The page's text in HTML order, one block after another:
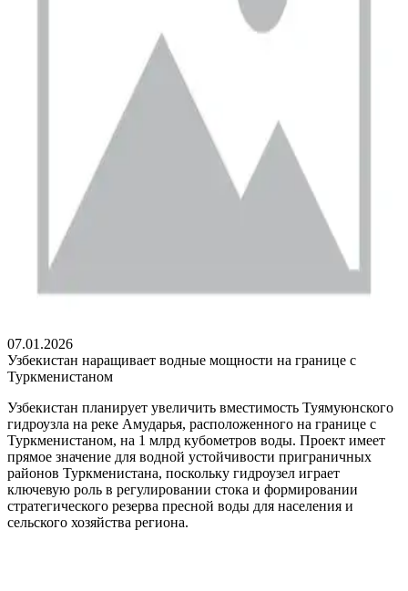
07.01.2026
Узбекистан наращивает водные мощности на границе с
Туркменистаном
Узбекистан планирует увеличить вместимость Туямуюнского
гидроузла на реке Амударья, расположенного на границе с
Туркменистаном, на 1 млрд кубометров воды. Проект имеет
прямое значение для водной устойчивости приграничных
районов Туркменистана, поскольку гидроузел играет
ключевую роль в регулировании стока и формировании
стратегического резерва пресной воды для населения и
сельского хозяйства региона.